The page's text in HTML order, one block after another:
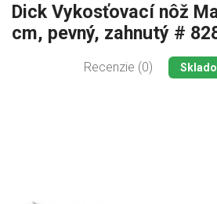
Dick Vykosťovací nôž
cm, pevný, zahnutý #
Recenzie (0)